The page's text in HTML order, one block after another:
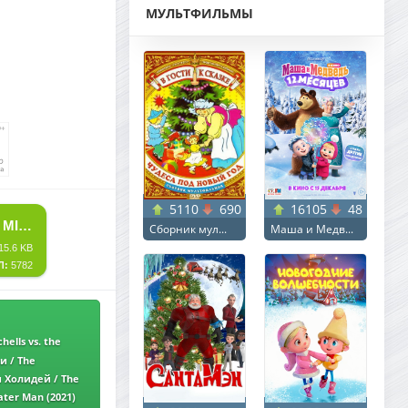
СКАЧАТЬ ТОРРЕНТ МИТЧЕЛЛЫ ПРОТИВ МАШИН / THE MITCHELLS VS. THE MACHINES (2021) BDRIP ОТ MEGAPEER | NETFLIX
KB
5782
vs. the
/ The
от MegaPeer
/ The
от MegaPeer |
Man (2021)
МУЛЬТФИЛЬМЫ
5110 690
Сборник мул...
16105 48
Маша и Медв...